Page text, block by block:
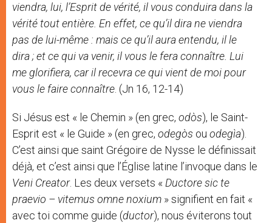
viendra, lui, l’Esprit de vérité, il vous conduira dans la
vérité tout entière. En effet, ce qu’il dira ne viendra
pas de lui-même : mais ce qu’il aura entendu, il le
dira ; et ce qui va venir, il vous le fera connaître. Lui
me glorifiera, car il recevra ce qui vient de moi pour
vous le faire connaître. (Jn 16, 12-14)
Si Jésus est « le Chemin » (en grec, odòs), le Saint-
Esprit est « le Guide » (en grec, odegòs ou odegìa).
C’est ainsi que saint Grégoire de Nysse le définissait
déjà, et c’est ainsi que l’Église latine l’invoque dans le
Veni Creator. Les deux versets « Ductore sic te
praevio – vitemus omne noxium » signifient en fait «
avec toi comme guide (ductor), nous éviterons tout